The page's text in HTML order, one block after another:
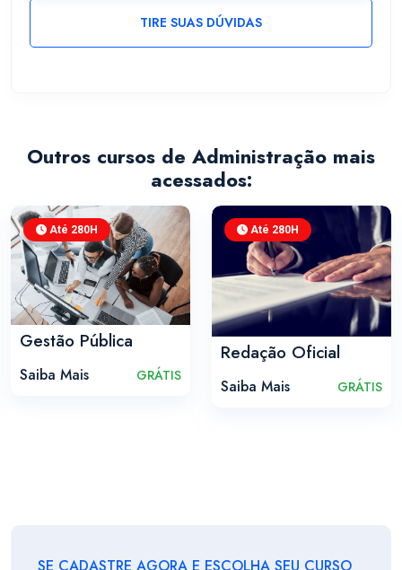
TIRE SUAS DÚVIDAS
Outros cursos de Administração mais
acessados:
Até 280H
Gestão Pública
Saiba Mais GRÁTIS
Até 280H
Redação Oficial
Saiba Mais GRÁTIS